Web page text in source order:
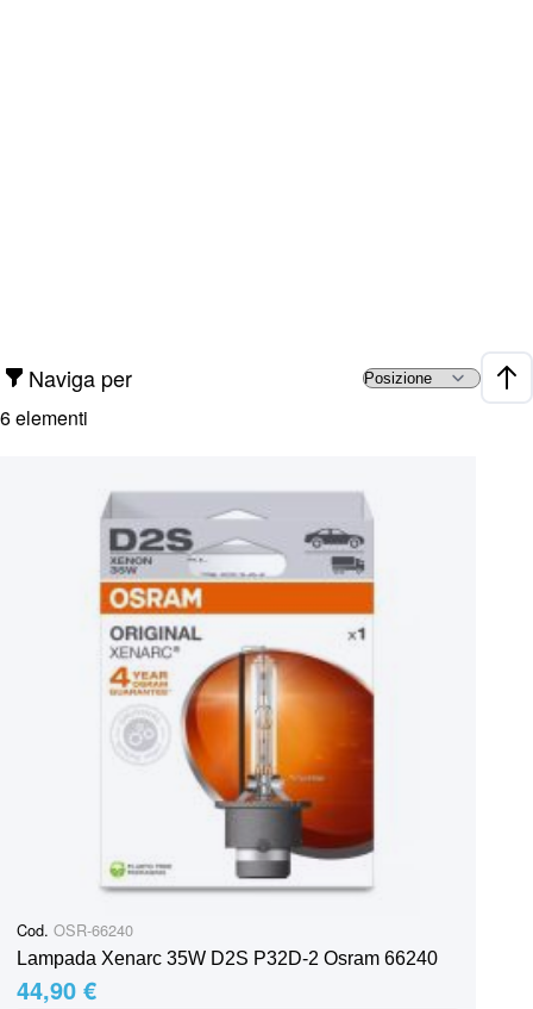
Naviga per
6elementi
Cod. OSR-66240
Lampada Xenarc 35W D2S P32D-2 Osram 66240
44,90 €